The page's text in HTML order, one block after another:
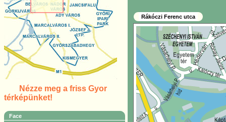
Nézze meg a friss Gyor
térképünket!
Face
Rákóczi Ferenc utca